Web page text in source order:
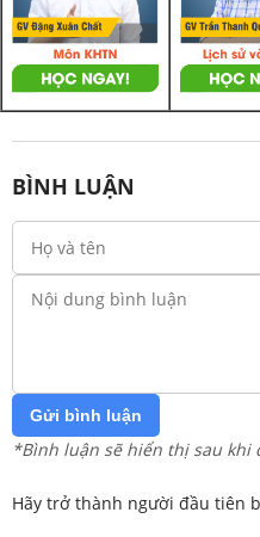
BÌNH LUẬN
Gửi bình luận
*Bình luận sẽ hiển thị sau khi
Hãy trở thành người đầu tiên